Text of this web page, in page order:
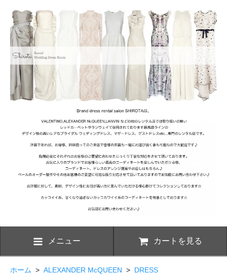
メニュー カートを見る
ホーム > ALEXANDER McQUEEN > DRESS